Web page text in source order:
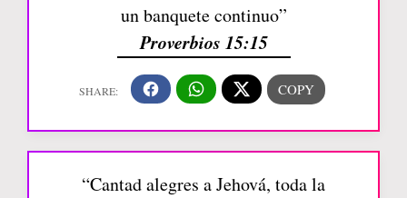
un banquete continuo”
Proverbios 15:15
“Cantad alegres a Jehová, toda la